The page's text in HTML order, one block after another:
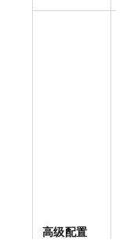
高级配置